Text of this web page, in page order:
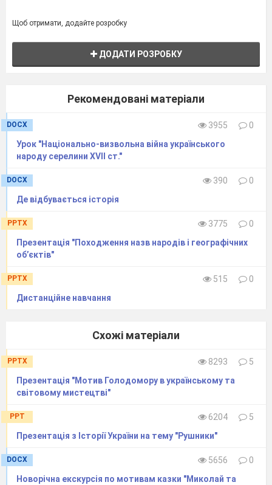
Щоб отримати, додайте розробку
ДОДАТИ РОЗРОБКУ
Рекомендовані матеріали
DOCX 3955
0
Урок "Національно-визвольна війна українського
народу серелини XVII ст."
DOCX 390
0
Де відбувається історія
PPTX 3775
0
Презентація "Походження назв народів і географічних
об’єктів"
PPTX 515
0
Дистанційне навчання
Схожі матеріали
PPTX 8293
5
Презентація "Мотив Голодомору в українському та
світовому мистецтві"
PPT 6204
5
Презентація з Історії України на тему "Рушники"
DOCX 5656
0
Новорічна екскурсія по мотивам казки "Миколай та